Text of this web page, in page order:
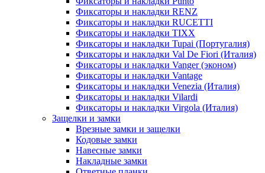
Фиксаторы и накладки RENZ
Фиксаторы и накладки RUCETTI
Фиксаторы и накладки TIXX
Фиксаторы и накладки Tupai (Португалия)
Фиксаторы и накладки Val De Fiori (Италия)
Фиксаторы и накладки Vanger (эконом)
Фиксаторы и накладки Vantage
Фиксаторы и накладки Venezia (Италия)
Фиксаторы и накладки Vilardi
Фиксаторы и накладки Virgola (Италия)
Защелки и замки
Врезные замки и защелки
Кодовые замки
Навесные замки
Накладные замки